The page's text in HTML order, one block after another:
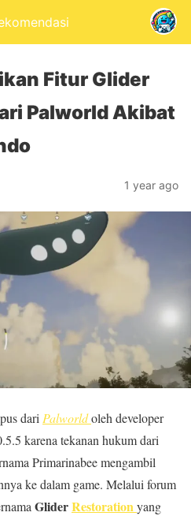
Fitur Glider
Palworld Akibat
1 year ago
dari Palworldoleh developer
karena tekanan hukum dari
Primarinabee mengambil
ke dalam game. Melalui forum
GliderRestorationyang